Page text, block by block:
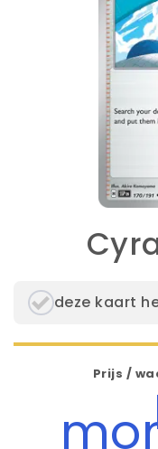
deze kaart
Prijs /